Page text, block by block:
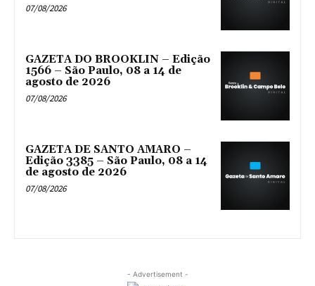
07/08/2026
GAZETA DO BROOKLIN – Edição
1566 – São Paulo, 08 a 14 de
agosto de 2026
07/08/2026
GAZETA DE SANTO AMARO –
Edição 3385 – São Paulo, 08 a 14
de agosto de 2026
07/08/2026
- Advertisement -